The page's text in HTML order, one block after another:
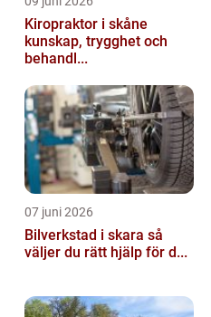
Kiropraktor i skåne
kunskap, trygghet och
behandl...
07 juni 2026
Bilverkstad i skara så
väljer du rätt hjälp för d...